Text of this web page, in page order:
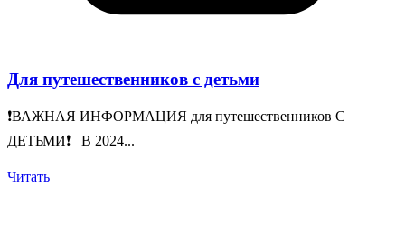
Для путешественников с детьми
❗️ВАЖНАЯ ИНФОРМАЦИЯ для путешественников С
ДЕТЬМИ❗️ В 2024...
Читать